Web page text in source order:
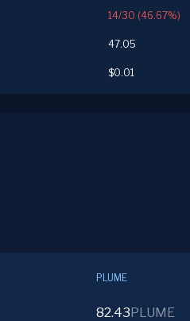
14/30 (46.67%)
47.05
$0.01
PLUME
82.43PLUME